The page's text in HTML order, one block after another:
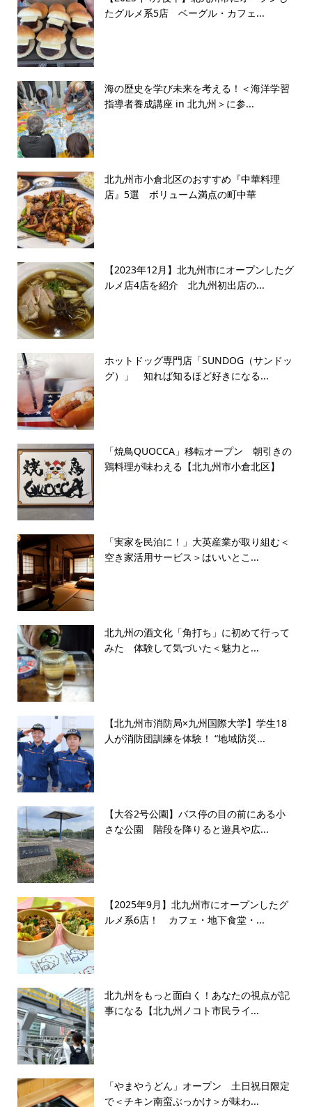
たグルメ系5店 ベーグル・カフェ...
海の歴史を学び未来を考える！＜海洋学習
指導者養成講座 in 北九州＞に参...
北九州市小倉北区のおすすめ『中華料理
店』5選 ボリューム満点の町中華
【2023年12月】北九州市にオープンしたグ
ルメ店4店を紹介 北九州初出店の...
ホットドッグ専門店「SUNDOG（サンドッ
グ）」 知れば知るほど好きになる...
「焼鳥QUOCCA」移転オープン 朝引きの
鶏料理が味わえる【北九州市小倉北区】
「実家を民泊に！」大英産業が取り組む＜
空き家活用サービス＞はいいとこ...
北九州の酒文化「角打ち」に初めて行って
みた 体験して気づいた＜魅力と...
【北九州市消防局×九州国際大学】学生18
人が消防団訓練を体験！ “地域防災...
【大谷2号公園】バス停の目の前にある小
さな公園 階段を降りると遊具や広...
【2025年9月】北九州市にオープンしたグ
ルメ系6店！ カフェ・地下食堂・...
北九州をもっと面白く！あなたの視点が記
事になる【北九州ノコト市民ライ...
「やまやうどん」オープン 土日祝日限定
で＜チキン南蛮ぶっかけ＞が味わ...